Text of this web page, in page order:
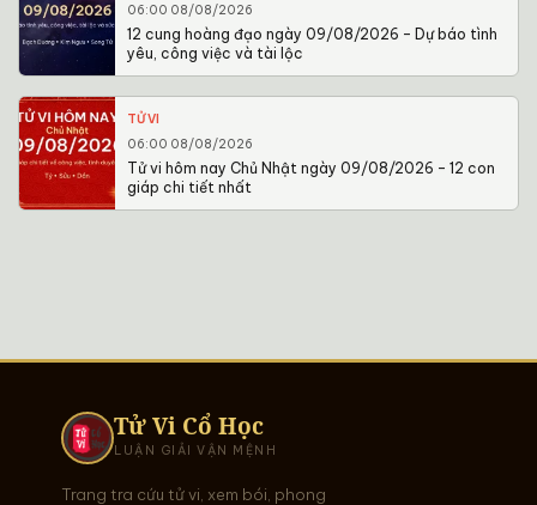
06:00 08/08/2026
12 cung hoàng đạo ngày 09/08/2026 – Dự báo tình
yêu, công việc và tài lộc
TỬ VI
06:00 08/08/2026
Tử vi hôm nay Chủ Nhật ngày 09/08/2026 – 12 con
giáp chi tiết nhất
Tử Vi Cổ Học
LUẬN GIẢI VẬN MỆNH
Trang tra cứu tử vi, xem bói, phong